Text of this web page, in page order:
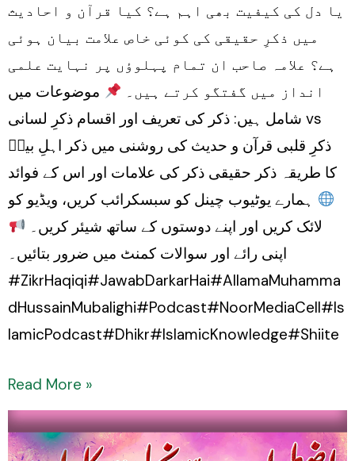
یا دل کی کیفیت بھی اہم ہے؟ کیا قرآن و احادیث
میں ذکرِ حقیقی کی کوئی خاص علامت بیان ہوئی
ہے؟ علامہ صاحب ان تمام پہلوؤں پر نہایت علمی
انداز میں گفتگو کرتے ہیں۔
موضوعات میں
شامل ہیں: ذکر کی تعریف اور اقسام ذکرِ لسانی vs
ذکرِ قلبی قرآن و حدیث کی روشنی میں ذکر اہلِ بیتؑ
کا طریقہ ذکر حقیقی ذکر کی علامات اور اس کے فوائد
ہمارے یوٹیوب چینل کو سبسکرائب کریں، ویڈیو کو
لائک کریں اور اپنے دوستوں کے ساتھ شیئر کریں۔
اپنی رائے اور سوالات کمنٹ میں ضرور بتائیں۔
#ZikrHaqiqi#JawabDarkarHai#AllamaMuhamma
dHussainMubalighi#Podcast#NoorMediaCell#Is
lamicPodcast#Dhikr#IslamicKnowledge#Shiite
Read More »
Zikr
o